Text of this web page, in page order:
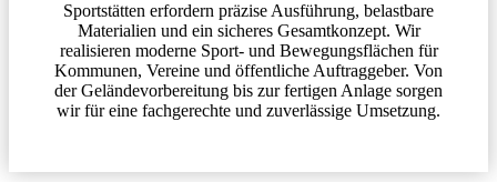
Sportstätten erfordern präzise Ausführung, belastbare
Materialien und ein sicheres Gesamtkonzept. Wir
realisieren moderne Sport- und Bewegungsflächen für
Kommunen, Vereine und öffentliche Auftraggeber. Von
der Geländevorbereitung bis zur fertigen Anlage sorgen
wir für eine fachgerechte und zuverlässige Umsetzung.